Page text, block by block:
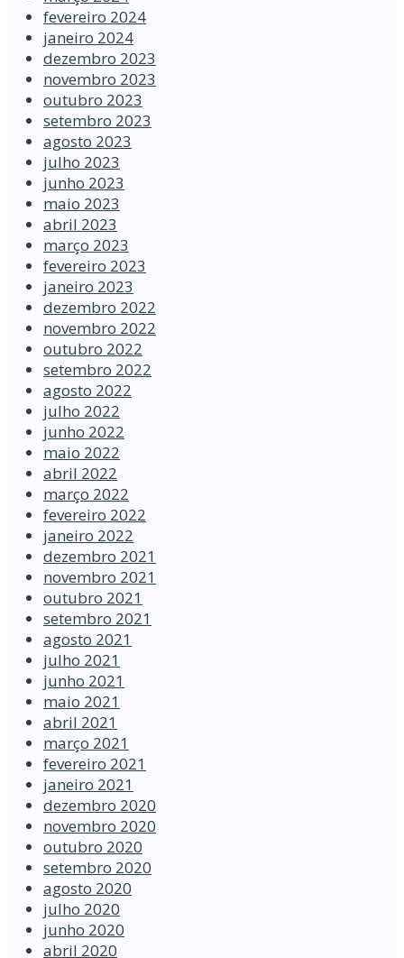
fevereiro 2024
janeiro 2024
dezembro 2023
novembro 2023
outubro 2023
setembro 2023
agosto 2023
julho 2023
junho 2023
maio 2023
abril 2023
março 2023
fevereiro 2023
janeiro 2023
dezembro 2022
novembro 2022
outubro 2022
setembro 2022
agosto 2022
julho 2022
junho 2022
maio 2022
abril 2022
março 2022
fevereiro 2022
janeiro 2022
dezembro 2021
novembro 2021
outubro 2021
setembro 2021
agosto 2021
julho 2021
junho 2021
maio 2021
abril 2021
março 2021
fevereiro 2021
janeiro 2021
dezembro 2020
novembro 2020
outubro 2020
setembro 2020
agosto 2020
julho 2020
junho 2020
abril 2020